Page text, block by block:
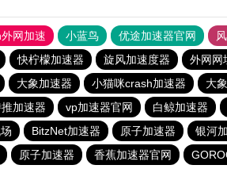
网加速 小蓝鸟 优途加速器官网
快柠檬加速器 旋风加速度器 外网网
大象加速器 小猫咪crash加速器 大
加速器 vp加速器官网 白鲸加速器
BitzNet加速器 原子加速器 银河
原子加速器 香蕉加速器官网